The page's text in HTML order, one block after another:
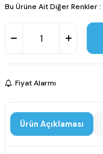
Bu Ürüne Ait Diğer Renkler :
Fiyat Alarmı
Ürün Açıklaması